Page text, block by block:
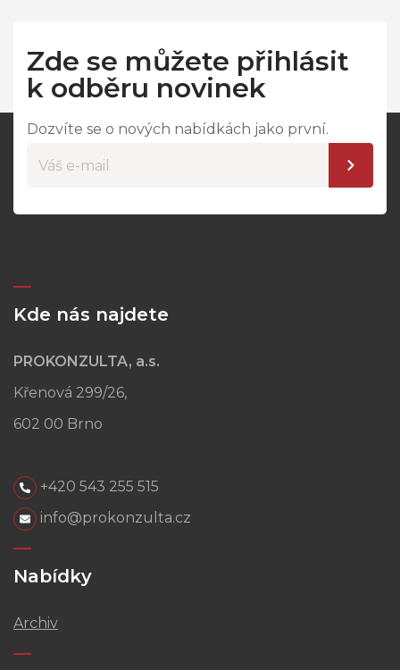
Zde se můžete přihlásit
k odběru novinek
Dozvíte se o nových nabídkách jako první.
Kde nás najdete
PROKONZULTA, a.s.
Křenová 299/26,
602 00 Brno
+420 543 255 515
info@prokonzulta.cz
Nabídky
Archiv